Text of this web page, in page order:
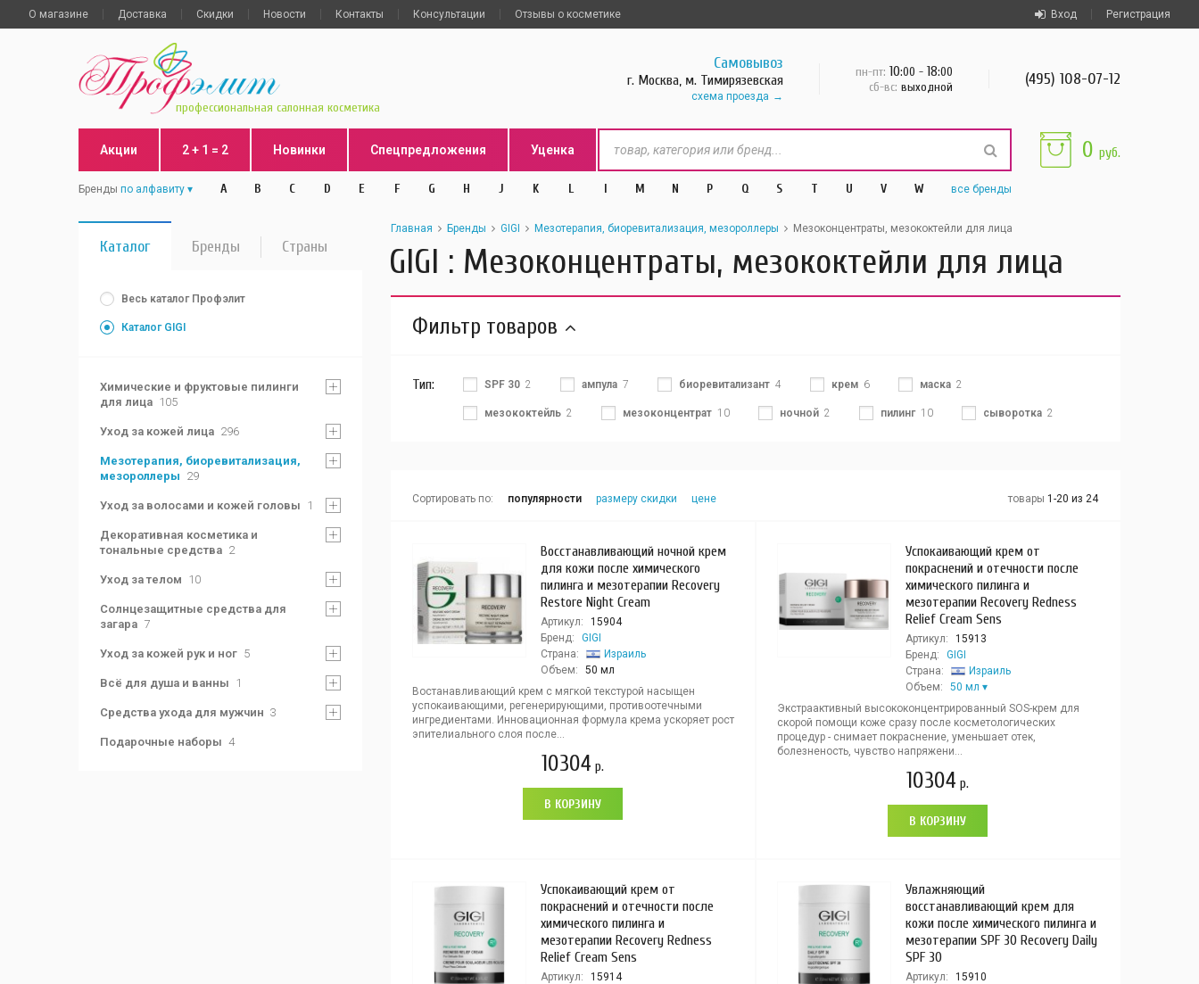
Вход Регистрация
О магазине Доставка Скидки Новости Контакты Консультации Отзывы о косметике
профессиональная салонная косметика
Самовывоз
г. Москва, м. Тимирязевская
схема проезда
пн-пт: 10:00 - 18:00
сб-вс: выходной (495) 108-07-12
Акции 2 + 1 = 2 Новинки Спецпредложения Уценка
Бренды по алфавиту A B C D E F G H J K L l M N P Q S T U V W все бренды
0 руб.
Каталог Бренды Страны
Весь каталог Профэлит
Каталог GIGI
Химические и фруктовые пилинги
для лица 105
Уход за кожей лица 296
Мезотерапия, биоревитализация,
мезороллеры 29
Уход за волосами и кожей головы 1
Декоративная косметика и
тональные средства 2
Уход за телом 10
Солнцезащитные средства для
загара 7
Уход за кожей рук и ног 5
Всё для душа и ванны 1
Средства ухода для мужчин 3
Подарочные наборы 4
Главная Бренды GIGI Мезотерапия, биоревитализация, мезороллеры Мезоконцентраты, мезококтейли для лица
GIGI : Мезоконцентраты, мезококтейли для лица
Фильтр товаров
Тип: SPF 30 2 ампула 7 биоревитализант 4 крем 6 маска 2
мезококтейль 2 мезоконцентрат 10 ночной 2 пилинг 10 сыворотка 2
Сортировать по: популярности размеру скидки цене товары 1-20 из 24
Восстанавливающий ночной крем
для кожи после химического
пилинга и мезотерапии Recovery
Restore Night Cream
Артикул:
15904
Бренд:
GIGI
Страна:
Израиль
Объем:
50 мл
Востанавливающий крем с мягкой текстурой насыщен
успокаивающими, регенерирующими, противоотечными
ингредиентами. Инновационная формула крема ускоряет рост
эпителиального слоя после...
10304 р.
В КОРЗИНУ
Успокаивающий крем от
покраснений и отечности после
химического пилинга и
мезотерапии Recovery Redness
Relief Cream Sens
Артикул:
15913
Бренд:
GIGI
Страна:
Израиль
Объем:
50 мл
Экстраактивный высококонцентрированный SOS-крем для
скорой помощи коже сразу после косметологических
процедур - снимает покраснение, уменьшает отек,
болезненость, чувство напряжени...
10304 р.
В КОРЗИНУ
Успокаивающий крем от
покраснений и отечности после
химического пилинга и
мезотерапии Recovery Redness
Relief Cream Sens
Артикул:
15914
Увлажняющий
восстанавливающий крем для
кожи после химического пилинга и
мезотерапии SPF 30 Recovery Daily
SPF 30
Артикул:
15910